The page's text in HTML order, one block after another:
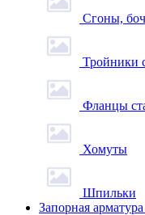
Сгоны,
Тройники
Фланцы
Хомуты
Шпильки
Запорная